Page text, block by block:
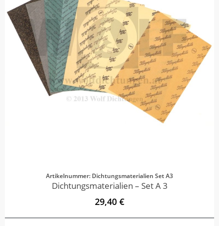
Artikelnummer: Dichtungsmaterialien Set A3
Dichtungsmaterialien – Set A 3
29,40 €